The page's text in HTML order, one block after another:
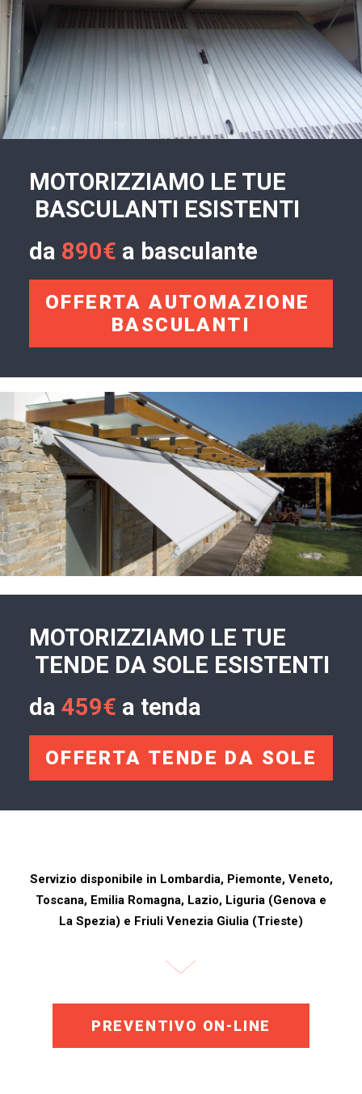
MOTORIZZIAMO LE TUE
BASCULANTI ESISTENTI
da 890€ a basculante
OFFERTA AUTOMAZIONE
BASCULANTI
MOTORIZZIAMO LE TUE
TENDE DA SOLE ESISTENTI
da 459€ a tenda
OFFERTA TENDE DA SOLE
Servizio disponibile in Lombardia, Piemonte, Veneto,
Toscana, Emilia Romagna, Lazio, Liguria (Genova e
La Spezia) e Friuli Venezia Giulia (Trieste)
PREVENTIVO ON-LINE